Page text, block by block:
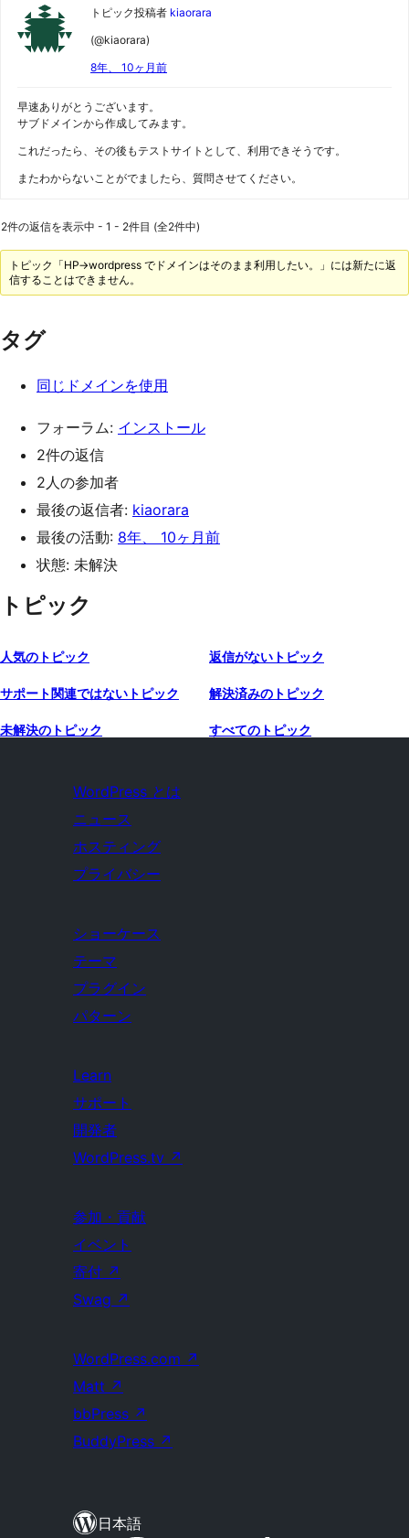
トピック投稿者 kiaorara
(@kiaorara)
8年、 10ヶ月前
早速ありがとうございます。
サブドメインから作成してみます。
これだったら、その後もテストサイトとして、利用できそうです。
またわからないことがでましたら、質問させてください。
2件の返信を表示中 - 1 - 2件目 (全2件中)
トピック「HP→wordpress でドメインはそのまま利用したい。」には新たに返
信することはできません。
タグ
同じドメインを使用
フォーラム: インストール
2件の返信
2人の参加者
最後の返信者: kiaorara
最後の活動: 8年、 10ヶ月前
状態: 未解決
トピック
人気のトピック 返信がないトピック
サポート関連ではないトピック 解決済みのトピック
未解決のトピック すべてのトピック
WordPress とは
ニュース
ホスティング
プライバシー
ショーケース
テーマ
プラグイン
パターン
Learn
サポート
開発者
WordPress.tv ↗
参加・貢献
イベント
寄付 ↗
Swag ↗
WordPress.com ↗
Matt ↗
bbPress ↗
BuddyPress ↗
日本語